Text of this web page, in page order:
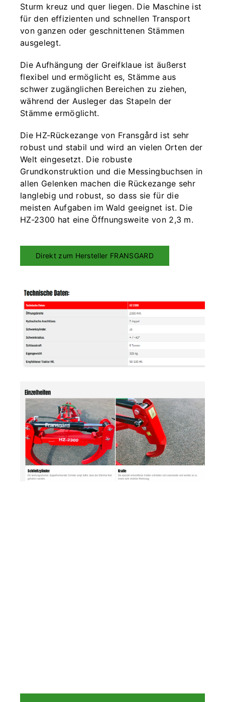
Sturm kreuz und quer liegen. Die Maschine ist
für den effizienten und schnellen Transport
von ganzen oder geschnittenen Stämmen
ausgelegt.
Die Aufhängung der Greifklaue ist äußerst
flexibel und ermöglicht es, Stämme aus
schwer zugänglichen Bereichen zu ziehen,
während der Ausleger das Stapeln der
Stämme ermöglicht.
Die HZ-Rückezange von Fransgård ist sehr
robust und stabil und wird an vielen Orten der
Welt eingesetzt. Die robuste
Grundkonstruktion und die Messingbuchsen in
allen Gelenken machen die Rückezange sehr
langlebig und robust, so dass sie für die
meisten Aufgaben im Wald geeignet ist. Die
HZ-2300 hat eine Öffnungsweite von 2,3 m.
Direkt zum Hersteller FRANSGARD